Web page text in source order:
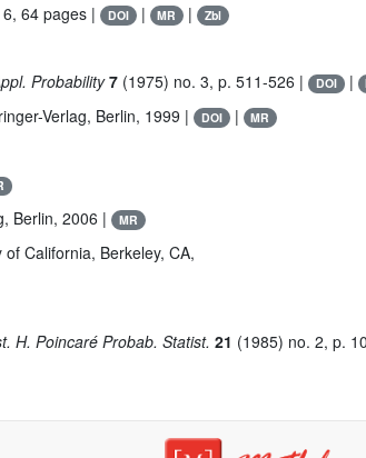
64 pages | DOI | MR | Zbl
Probability7 (1975) no. 3, p. 511-526 | DOI |
Verlag, Berlin, 1999 | DOI | MR
Berlin, 2006 | MR
California, Berkeley, CA,
H. Poincaré Probab. Statist. 21 (1985) no. 2, p.